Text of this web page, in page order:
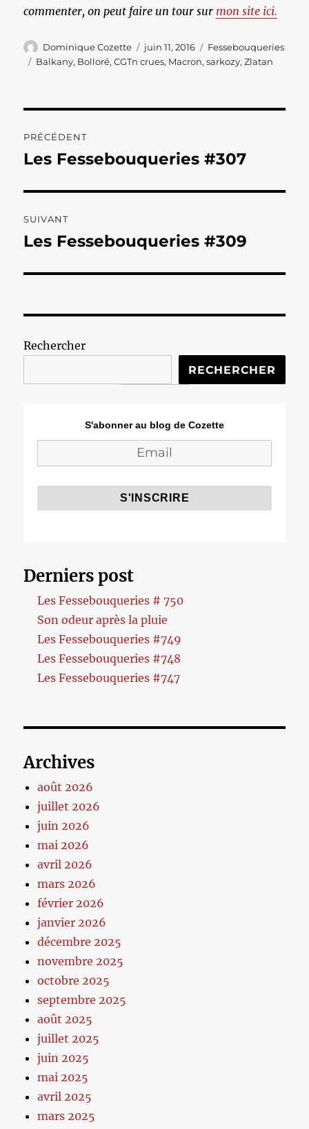
commenter, on peut faire un tour sur mon site ici.
Auteur
Dominique Cozette
Publié
le
juin 11, 2016 Catégories
Fessebouqueries
Étiquettes
Balkany, Bolloré,CGTn crues, Macron,sarkozy,Zlatan
de
PRÉCÉDENT
Publication
Les Fessebouqueries #307
SUIVANT
Publication
Les Fessebouqueries #309
Rechercher
RECHERCHER
S'abonner au blog de Cozette
Derniers post
Les Fessebouqueries # 750
Son odeur après la pluie
Les Fessebouqueries #749
Les Fessebouqueries #748
Les Fessebouqueries #747
Archives
août 2026
juillet 2026
juin 2026
mai 2026
avril 2026
mars 2026
février 2026
janvier 2026
décembre 2025
novembre 2025
octobre 2025
septembre 2025
août 2025
juillet 2025
juin 2025
mai 2025
avril 2025
mars 2025